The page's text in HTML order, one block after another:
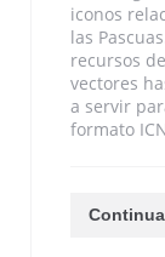
iconos
las
recursos
vectores
a servir
formato